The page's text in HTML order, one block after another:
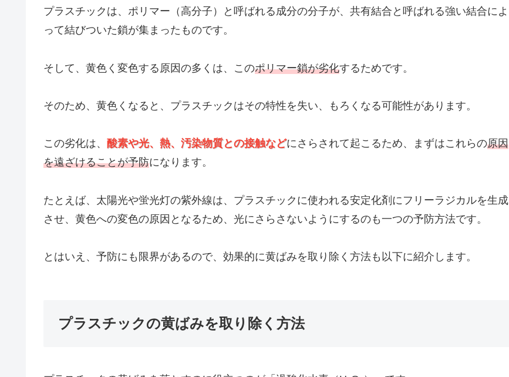
プラスチックは、ポリマー（高分子）と呼ばれる成分の分子が、共有結合と呼ばれる強い結合によ
って結びついた鎖が集まったものです。
そして、黄色く変色する原因の多くは、このポリマー鎖が劣化するためです。
そのため、黄色くなると、プラスチックはその特性を失い、もろくなる可能性があります。
この劣化は、 酸素や光、熱、汚染物質との接触などにさらされて起こるため、まずはこれらの原因
を遠ざけることが予防になります。
たとえば、太陽光や蛍光灯の紫外線は、プラスチックに使われる安定化剤にフリーラジカルを生成
させ、黄色への変色の原因となるため、光にさらさないようにするのも一つの予防方法です。
とはいえ、予防にも限界があるので、効果的に黄ばみを取り除く方法も以下に紹介します。
プラスチックの黄ばみを取り除く方法